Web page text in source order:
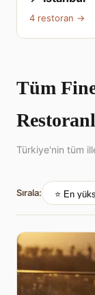
4 restoran →
Tüm
Türkiye'nin tüm
Sırala: